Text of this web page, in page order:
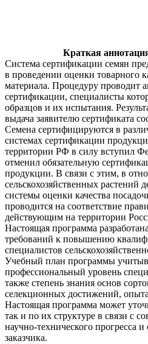
Краткая
Система сертификации семян
в проведении оценки товарного
материала. Процедуру проводит
сертификации, специалисты
образцов и их испытания.
выдача заявителю сертификата
Семена сертифицируются в
системах сертификации
территории РФ в силу вступил
отменил обязательную
продукции. В связи с этим, в
сельскохозяйственных растений
системы оценки качества
проводится на соответствие
действующим на территории
Настоящая программа
требований к повышению
специалистов
Учебный план программы
профессиональный уровень
также степень знания основ
селекционных достижений,
Настоящая программа может
так и по их структуре в связи с
научно-технического прогресса
заказчика.